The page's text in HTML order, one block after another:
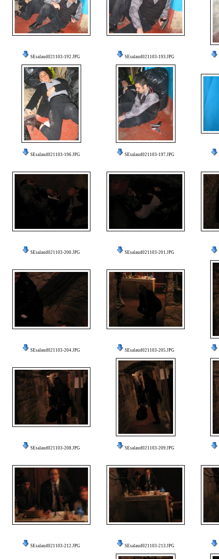
SEsalaud021103-192.JPG SEsalaud021103-193.JPG
SEsalaud021103-196.JPG SEsalaud021103-197.JPG
SEsalaud021103-200.JPG SEsalaud021103-201.JPG
SEsalaud021103-204.JPG SEsalaud021103-205.JPG
SEsalaud021103-208.JPG SEsalaud021103-209.JPG
SEsalaud021103-212.JPG SEsalaud021103-213.JPG